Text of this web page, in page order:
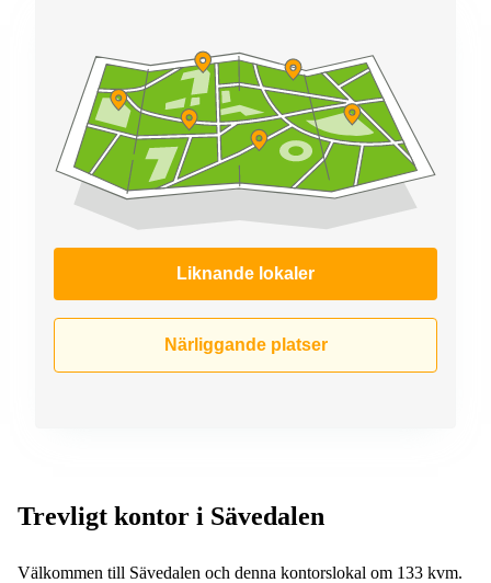
Liknande lokaler
Närliggande platser
Trevligt kontor i Sävedalen
Välkommen till Sävedalen och denna kontorslokal om 133 kvm.